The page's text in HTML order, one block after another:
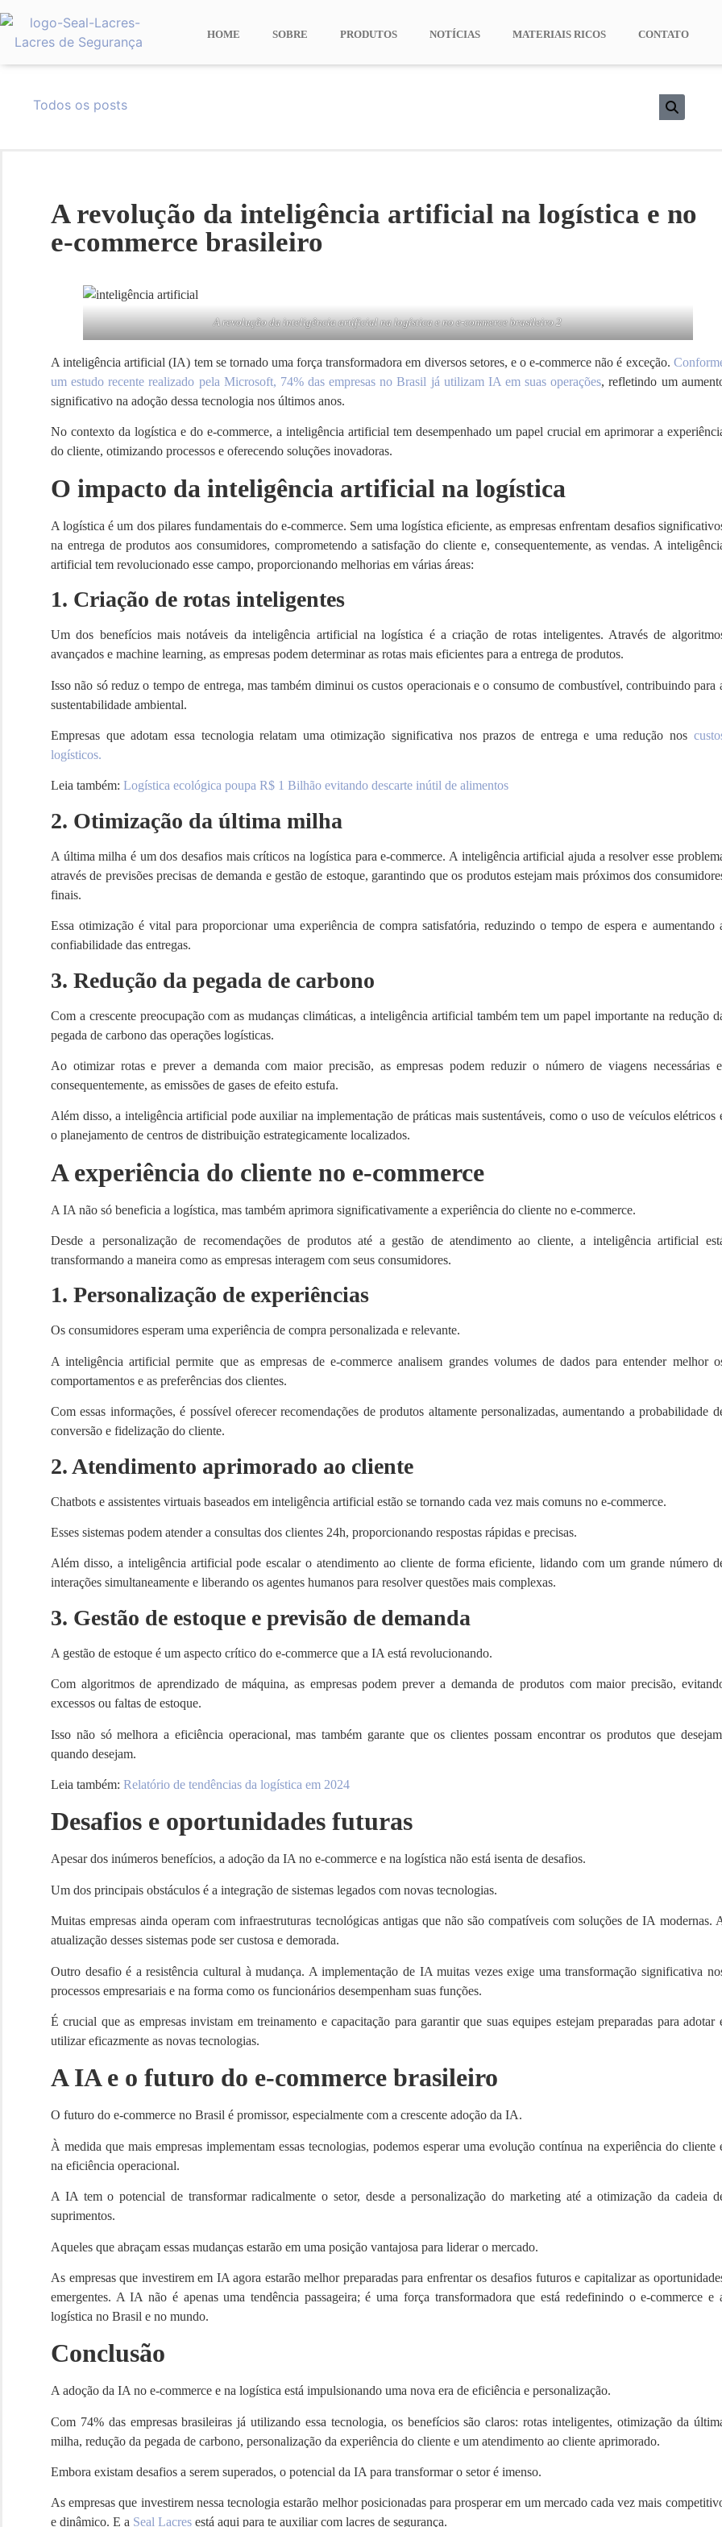
HOME SOBRE PRODUTOS NOTÍCIAS MATERIAIS RICOS CONTATO
Todos os posts
A revolução da inteligência artificial na logística e no
e-commerce brasileiro
A revolução da inteligência artificial na logística e no e-commerce brasileiro 2
A inteligência artificial (IA) tem se tornado uma força transformadora em diversos setores, e o e-commerce não é exceção.
um estudo recente realizado pela Microsoft, 74% das empresas no Brasil já utilizam IA em suas operações, refletindo um
significativo na adoção dessa tecnologia nos últimos anos.
No contexto da logística e do e-commerce, a inteligência artificial tem desempenhado um papel crucial em aprimorar a
do cliente, otimizando processos e oferecendo soluções inovadoras.
O impacto da inteligência artificial na logística
A logística é um dos pilares fundamentais do e-commerce. Sem uma logística eficiente, as empresas enfrentam desafios
na entrega de produtos aos consumidores, comprometendo a satisfação do cliente e, consequentemente, as vendas. A
artificial tem revolucionado esse campo, proporcionando melhorias em várias áreas:
1. Criação de rotas inteligentes
Um dos benefícios mais notáveis da inteligência artificial na logística é a criação de rotas inteligentes. Através de
avançados e machine learning, as empresas podem determinar as rotas mais eficientes para a entrega de produtos.
Isso não só reduz o tempo de entrega, mas também diminui os custos operacionais e o consumo de combustível, contribuindo para
sustentabilidade ambiental.
Empresas que adotam essa tecnologia relatam uma otimização significativa nos prazos de entrega e uma redução nos
logísticos.
Leia também: Logística ecológica poupa R$ 1 Bilhão evitando descarte inútil de alimentos
2. Otimização da última milha
A última milha é um dos desafios mais críticos na logística para e-commerce. A inteligência artificial ajuda a resolver esse
através de previsões precisas de demanda e gestão de estoque, garantindo que os produtos estejam mais próximos dos
finais.
Essa otimização é vital para proporcionar uma experiência de compra satisfatória, reduzindo o tempo de espera e aumentando
confiabilidade das entregas.
3. Redução da pegada de carbono
Com a crescente preocupação com as mudanças climáticas, a inteligência artificial também tem um papel importante na redução
pegada de carbono das operações logísticas.
Ao otimizar rotas e prever a demanda com maior precisão, as empresas podem reduzir o número de viagens necessárias
consequentemente, as emissões de gases de efeito estufa.
Além disso, a inteligência artificial pode auxiliar na implementação de práticas mais sustentáveis, como o uso de veículos elétricos
o planejamento de centros de distribuição estrategicamente localizados.
A experiência do cliente no e-commerce
A IA não só beneficia a logística, mas também aprimora significativamente a experiência do cliente no e-commerce.
Desde a personalização de recomendações de produtos até a gestão de atendimento ao cliente, a inteligência artificial
transformando a maneira como as empresas interagem com seus consumidores.
1. Personalização de experiências
Os consumidores esperam uma experiência de compra personalizada e relevante.
A inteligência artificial permite que as empresas de e-commerce analisem grandes volumes de dados para entender melhor
comportamentos e as preferências dos clientes.
Com essas informações, é possível oferecer recomendações de produtos altamente personalizadas, aumentando a probabilidade
conversão e fidelização do cliente.
2. Atendimento aprimorado ao cliente
Chatbots e assistentes virtuais baseados em inteligência artificial estão se tornando cada vez mais comuns no e-commerce.
Esses sistemas podem atender a consultas dos clientes 24h, proporcionando respostas rápidas e precisas.
Além disso, a inteligência artificial pode escalar o atendimento ao cliente de forma eficiente, lidando com um grande número
interações simultaneamente e liberando os agentes humanos para resolver questões mais complexas.
3. Gestão de estoque e previsão de demanda
A gestão de estoque é um aspecto crítico do e-commerce que a IA está revolucionando.
Com algoritmos de aprendizado de máquina, as empresas podem prever a demanda de produtos com maior precisão,
excessos ou faltas de estoque.
Isso não só melhora a eficiência operacional, mas também garante que os clientes possam encontrar os produtos que
quando desejam.
Leia também: Relatório de tendências da logística em 2024
Desafios e oportunidades futuras
Apesar dos inúmeros benefícios, a adoção da IA no e-commerce e na logística não está isenta de desafios.
Um dos principais obstáculos é a integração de sistemas legados com novas tecnologias.
Muitas empresas ainda operam com infraestruturas tecnológicas antigas que não são compatíveis com soluções de IA modernas.
atualização desses sistemas pode ser custosa e demorada.
Outro desafio é a resistência cultural à mudança. A implementação de IA muitas vezes exige uma transformação significativa
processos empresariais e na forma como os funcionários desempenham suas funções.
É crucial que as empresas invistam em treinamento e capacitação para garantir que suas equipes estejam preparadas para adotar
utilizar eficazmente as novas tecnologias.
A IA e o futuro do e-commerce brasileiro
O futuro do e-commerce no Brasil é promissor, especialmente com a crescente adoção da IA.
À medida que mais empresas implementam essas tecnologias, podemos esperar uma evolução contínua na experiência do cliente
na eficiência operacional.
A IA tem o potencial de transformar radicalmente o setor, desde a personalização do marketing até a otimização da cadeia
suprimentos.
Aqueles que abraçam essas mudanças estarão em uma posição vantajosa para liderar o mercado.
As empresas que investirem em IA agora estarão melhor preparadas para enfrentar os desafios futuros e capitalizar as
emergentes. A IA não é apenas uma tendência passageira; é uma força transformadora que está redefinindo o e-commerce e
logística no Brasil e no mundo.
Conclusão
A adoção da IA no e-commerce e na logística está impulsionando uma nova era de eficiência e personalização.
Com 74% das empresas brasileiras já utilizando essa tecnologia, os benefícios são claros: rotas inteligentes, otimização da
milha, redução da pegada de carbono, personalização da experiência do cliente e um atendimento ao cliente aprimorado.
Embora existam desafios a serem superados, o potencial da IA para transformar o setor é imenso.
As empresas que investirem nessa tecnologia estarão melhor posicionadas para prosperar em um mercado cada vez mais
e dinâmico. E a Seal Lacres está aqui para te auxiliar com lacres de segurança.